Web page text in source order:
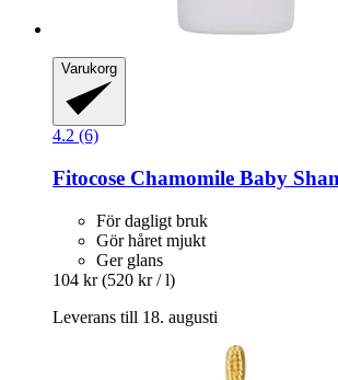
Varukorg
4.2 (6)
Fitocose Chamomile Baby
För dagligt bruk
Gör håret mjukt
Ger glans
104 kr (520 kr / l)
Leverans till 18. augusti